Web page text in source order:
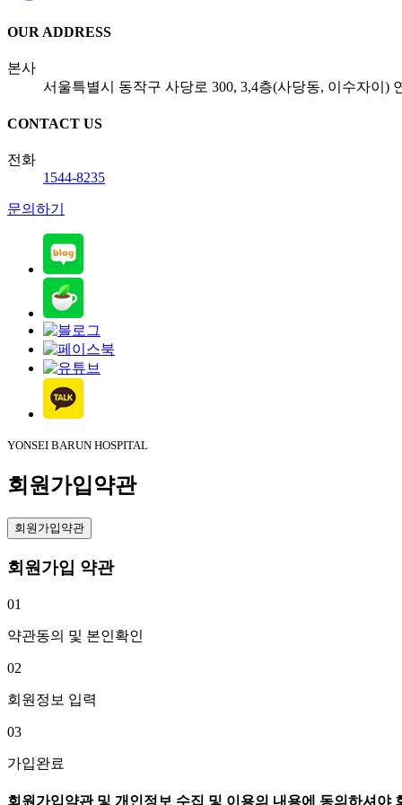
OUR ADDRESS
본사
서울특별시 동작구 사당로 300, 3,4층(사당동, 이수자이)
CONTACT US
전화
1544-8235
문의하기
YONSEI BARUN HOSPITAL
회원가입약관
회원가입약관
회원가입 약관
01
약관동의 및 본인확인
02
회원정보 입력
03
가입완료
회원가입약관 및 개인정보 수집 및 이용의 내용에 동의하셔야